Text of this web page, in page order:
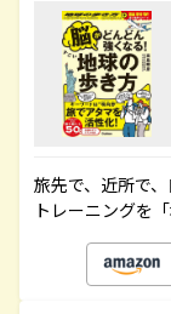
旅先で、近所で
トレーニングを